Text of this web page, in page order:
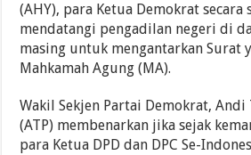
(AHY), para Ketua Demokrat secara
mendatangi pengadilan negeri di
masing untuk mengantarkan Surat
Mahkamah Agung (MA).
Wakil Sekjen Partai Demokrat, Andi
(ATP) membenarkan jika sejak
para Ketua DPD dan DPC Se-